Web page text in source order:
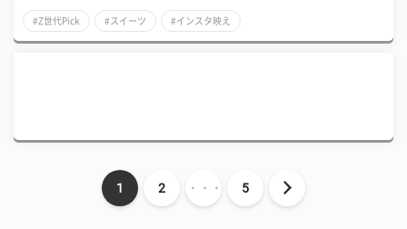
#Z世代Pick #スイーツ #インスタ映え
1 2 ・・・ 5